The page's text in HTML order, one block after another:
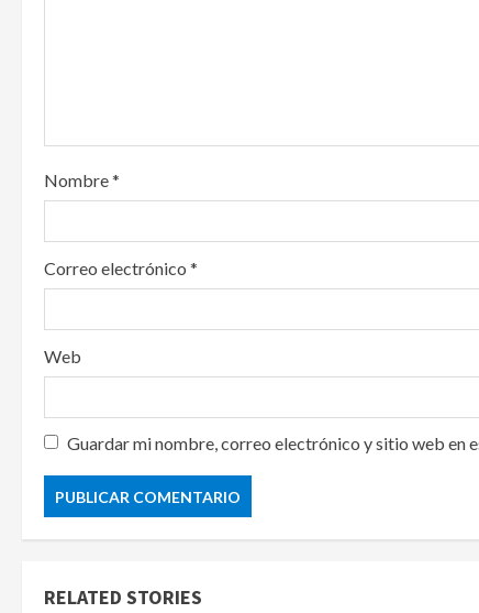
n
Nombre*
Correo electrónico *
Web
Guardar mi nombre, correo electrónico y sitio web en
RELATED STORIES